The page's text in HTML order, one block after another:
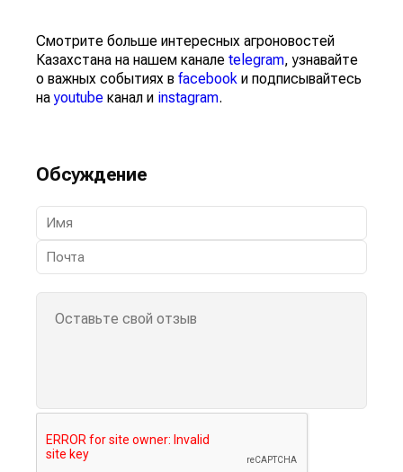
Смотрите больше интересных агроновостей
Казахстана на нашем канале telegram, узнавайте
о важных событиях в facebook и подписывайтесь
наyoutube канал и instagram.
Обсуждение